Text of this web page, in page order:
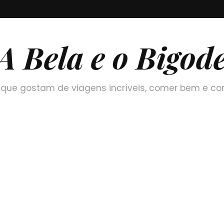
Bela e o
gostam de viagens incríveis, comer bem e